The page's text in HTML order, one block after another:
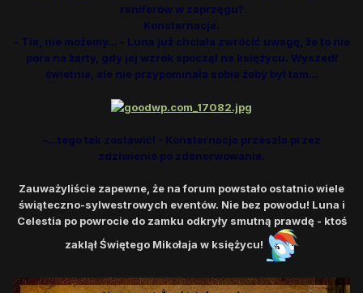
reniferów w zaprzęgu?
Konsternacja.
- Tia, nie możemy... - Luna już chciała zwrócić uwagę, że to nie
pora na żarty, gdy jej wzrok spoczął na księżycu. Wyszedł
świetnie, ale nie przypominała sobie żeby był tam...
-...tego tak zostawić! - Konsternacja przeszła przez
zdziwienie po zdenerwowanie.
Zauważyliście zapewne, że na forum powstało ostatnio wiele
świąteczno-sylwestrowych eventów. Nie bez powodu! Luna i
Celestia po powrocie do zamku odkryły smutną prawdę - ktoś
zaklął Świętego Mikołaja w księżycu!